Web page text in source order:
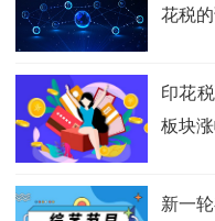
花税
印花
板块
新一